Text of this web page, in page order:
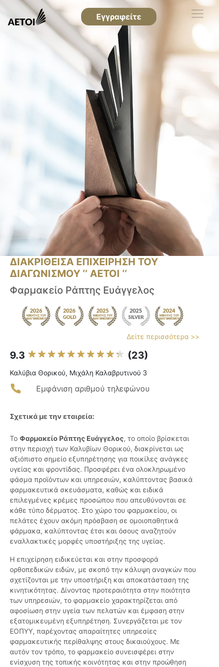
Εγγραφείτε
ΔΙΑΚΡΙΘΕΙΣΑ ΕΠΙΧΕΙΡΗΣΗ ΤΟΥ
ΔΙΑΓΩΝΙΣΜΟΥ ‘’ ΑΕΤΟΙ ‘’
Φαρμακείο Ράπτης Ευάγγελος
Δείτε περισσότερα >>
9.3 (23)
Καλύβια Θορικού, Μιχάλη Καλαβρυτινού 3
Εμφάνιση αριθμού τηλεφώνου
Σχετικά με την εταιρεία:
Το Φαρμακείο Ράπτης Ευάγγελος, το οποίο βρίσκεται
στην περιοχή των Καλυβίων Θορικού, διακρίνεται ως
αξιόπιστο σημείο εξυπηρέτησης για ποικίλες ανάγκες
υγείας και φροντίδας. Προσφέρει ένα ολοκληρωμένο
φάσμα προϊόντων και υπηρεσιών, καλύπτοντας βασικά
φαρμακευτικά σκευάσματα, καθώς και ειδικά
επιλεγμένες κρέμες προσώπου που απευθύνονται σε
κάθε τύπο δέρματος. Στο χώρο του φαρμακείου, οι
πελάτες έχουν ακόμη πρόσβαση σε ομοιοπαθητικά
φάρμακα, καλύπτοντας έτσι και όσους αναζητούν
εναλλακτικές μορφές υποστήριξης της υγείας.
Η επιχείρηση ειδικεύεται και στην προσφορά
ορθοπεδικών ειδών, με σκοπό την κάλυψη αναγκών που
σχετίζονται με την υποστήριξη και αποκατάσταση της
κινητικότητας. Δίνοντας προτεραιότητα στην ποιότητα
των υπηρεσιών, το φαρμακείο χαρακτηρίζεται από
αφοσίωση στην υγεία των πελατών και έμφαση στην
εξατομικευμένη εξυπηρέτηση. Συνεργάζεται με τον
ΕΟΠΥΥ, παρέχοντας απαραίτητες υπηρεσίες
φαρμακευτικής περίθαλψης στους δικαιούχους. Με
αυτόν τον τρόπο, το φαρμακείο συνεισφέρει στην
ενίσχυση της τοπικής κοινότητας και στην προώθηση